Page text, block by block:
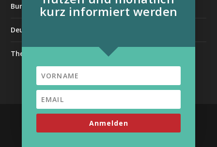
Bundesverband der Organtransplantierten e.V.
Deutsche Stiftung für chronisch Kranke
The Medical Futurist
Entworfen von | Unterstützt von
WordPress
kurz informiert werden
Anmelden